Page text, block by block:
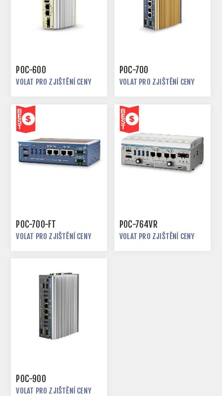
POC-600
VOLAT PRO ZJIŠTĚNÍ CENY
POC-700
VOLAT PRO ZJIŠTĚNÍ CENY
POC-700-FT
VOLAT PRO ZJIŠTĚNÍ CENY
POC-764VR
VOLAT PRO ZJIŠTĚNÍ CENY
POC-900
VOLAT PRO ZJIŠTĚNÍ CENY